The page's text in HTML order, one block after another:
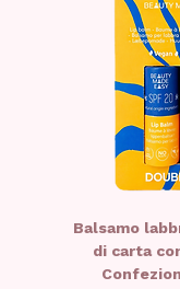
OLEIFERA,
CAELSAPINIA
CORTECCIA DI
INCLUDERE: CL
77492, CL
CI77861, MICA
Balsamo
di carta